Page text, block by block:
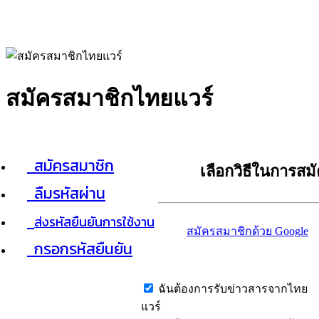
สมัครสมาชิกไทยแวร์
สมัครสมาชิก
ลืมรหัสผ่าน
ส่งรหัสยืนยันการใช้งาน
กรอกรหัสยืนยัน
เลือกวิธีในการส
สมัครสมาชิกด้วย Google
ฉันต้องการรับข่าวสารจากไทย
แวร์